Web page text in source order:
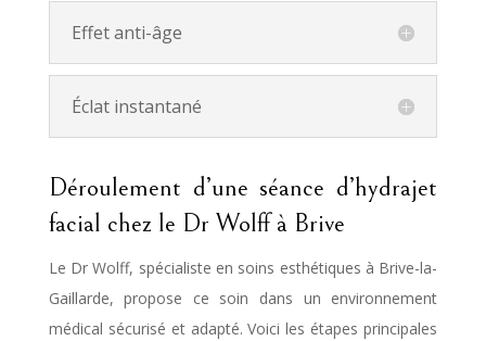
Effet anti-âge
Éclat instantané
Déroulement d’une séance d’hydrajet
facial chez le Dr Wolff à Brive
Le Dr Wolff, spécialiste en soins esthétiques à Brive-la-
Gaillarde, propose ce soin dans un environnement
médical sécurisé et adapté. Voici les étapes principales